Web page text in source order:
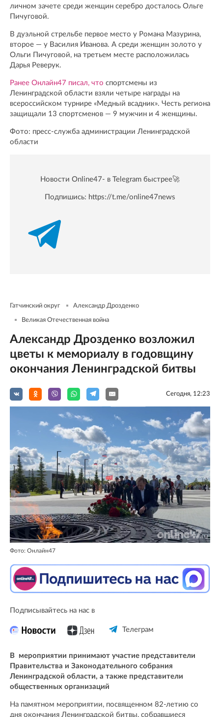
личном зачете среди женщин серебро досталось Ольге
Пичуговой.
В дуэльной стрельбе первое место у Романа Мазурина,
второе — у Василия Иванова. А среди женщин золото у
Ольги Пичуговой, на третьем месте расположилась
Дарья Реверук.
Ранее Онлайн47 писал, что спортсмены из
Ленинградской области взяли четыре награды на
всероссийском турнире «Медный всадник». Честь региона
защищали 13 спортсменов — 9 мужчин и 4 женщины.
Фото: пресс-служба администрации Ленинградской
области
Новости Online47- в Telegram быстрее🚀
Подпишись: https://t.me/online47news
Гатчинский округ Александр Дрозденко
Великая Отечественная война
Александр Дрозденко возложил
цветы к мемориалу в годовщину
окончания Ленинградской битвы
Сегодня, 12:23
Фото: Онлайн47
Подписывайтесь на нас в
Телеграм
В мероприятии принимают участие представители
Правительства и Законодательного собрания
Ленинградской области, а также представители
общественных организаций
На памятном мероприятии, посвященном 82-летию со
дня окончания Ленинградской битвы, собравшиеся